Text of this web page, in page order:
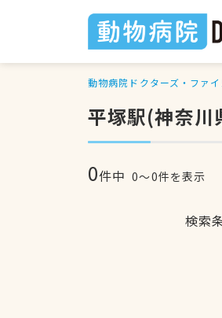
動物病院ドクターズ・ファイ
平塚駅(神奈川
0件中 0〜0件を表示
検索